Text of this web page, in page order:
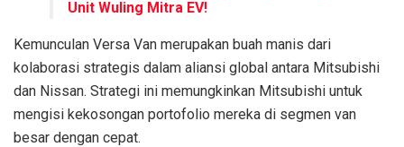
Unit Wuling Mitra EV!
Kemunculan Versa Van merupakan buah manis dari
kolaborasi strategis dalam aliansi global antara Mitsubishi
dan Nissan. Strategi ini memungkinkan Mitsubishi untuk
mengisi kekosongan portofolio mereka di segmen van
besar dengan cepat.